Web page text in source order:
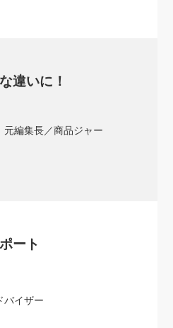
社長の
米国ス
高橋一
違いに！
編集長／商品ジャー
ート
バイザー